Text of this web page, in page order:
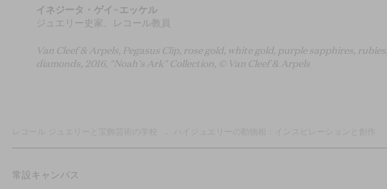
イネジータ・ゲイ=エッケル
ジュエリー史家、レコール教員
Van Cleef & Arpels, Pegasus Clip, rose gold, white gold, purple sapphires,
diamonds, 2016, "Noah's Ark" Collection, © Van Cleef & Arpels
ン
ず
常設キャンパス